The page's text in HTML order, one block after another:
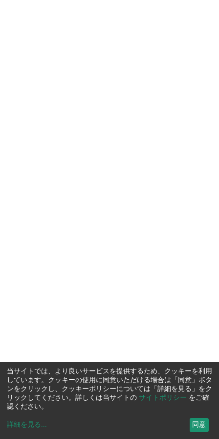
当サイトでは、より良いサービスを提供するため、クッキーを利用
しています。クッキーの使用に同意いただける場合は「同意」ボタ
ンをクリックし、クッキーポリシーについては「詳細を見る」をク
リックしてください。詳しくは当サイトの サイトポリシー をご確
認ください。
詳細を見る ... 同意